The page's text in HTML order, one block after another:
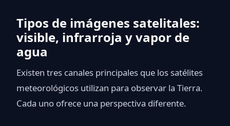
Tipos de imágenes satelitales:
visible, infrarroja y vapor de
agua
Existen tres canales principales que los satélites
meteorológicos utilizan para observar la Tierra.
Cada uno ofrece una perspectiva diferente.